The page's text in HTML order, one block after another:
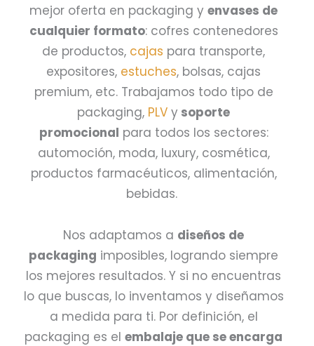
mejor oferta en packaging y envases de
cualquier formato: cofres contenedores
de productos, cajas para transporte,
expositores, estuches, bolsas, cajas
premium, etc. Trabajamos todo tipo de
packaging, PLV y soporte
promocional para todos los sectores:
automoción, moda, luxury, cosmética,
productos farmacéuticos, alimentación,
bebidas.
Nos adaptamos a diseños de
packaging imposibles, logrando siempre
los mejores resultados. Y si no encuentras
lo que buscas, lo inventamos y diseñamos
a medida para ti. Por definición, el
packaging es el embalaje que se encarga